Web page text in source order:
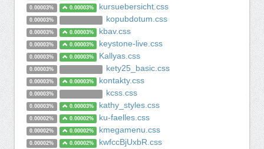
0.00003% 0.00003% kursuebersicht.css
0.00003% kopubdotum.css
0.00003% 0.00003% kbav.css
0.00003% 0.00003% keystone-live.css
0.00003% 0.00003% Kallyas.css
0.00003% kety25_basic.css
0.00003% 0.00003% kontakty.css
0.00003% kcss.css
0.00003% 0.00003% kathy_styles.css
0.00002% 0.00002% ku-faelles.css
0.00002% 0.00002% kmegamenu.css
0.00002% 0.00002% kwfccBjUxbR.css